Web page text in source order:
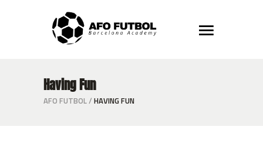
Having Fun
AFO FUTBOL/ HAVING FUN